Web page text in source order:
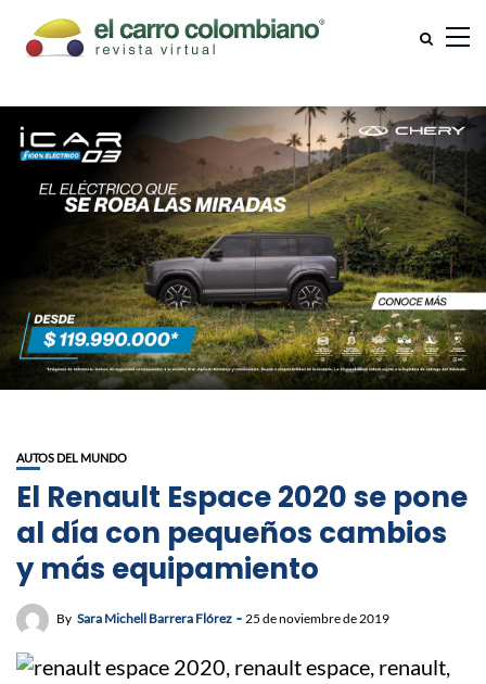
AUTOS DEL MUNDO
El Renault Espace 2020 se pone
al día con pequeños cambios
y más equipamiento
By Sara Michell Barrera Flórez 25 de noviembre de 2019